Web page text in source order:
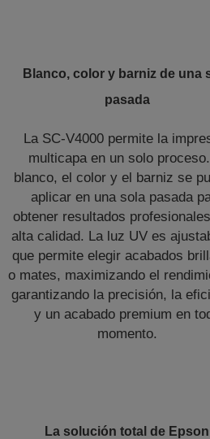
Blanco, color y barniz de una
pasada
La SC-V4000 permite la
multicapa en un solo
blanco, el color y el barniz se
aplicar en una sola pasada
obtener resultados
alta calidad. La luz UV es
que permite elegir acabados
o mates, maximizando el
garantizando la precisión, la
y un acabado premium en
momento.
La solución total de Epson